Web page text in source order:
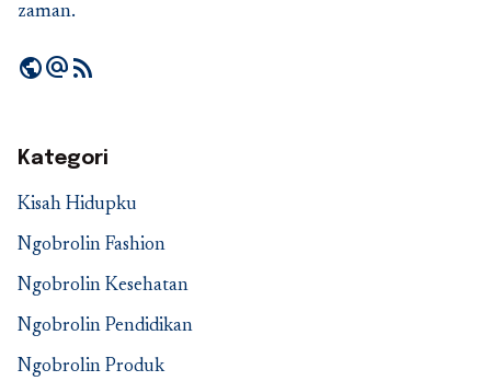
zaman.
publicalternate_emailrss_feed
Kategori
Kisah Hidupku
Ngobrolin Fashion
Ngobrolin Kesehatan
Ngobrolin Pendidikan
Ngobrolin Produk